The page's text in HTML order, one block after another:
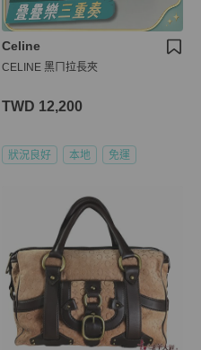
Celine
CELINE 黑ㄇ拉長夾
TWD 12,200
狀況良好 本地 免運